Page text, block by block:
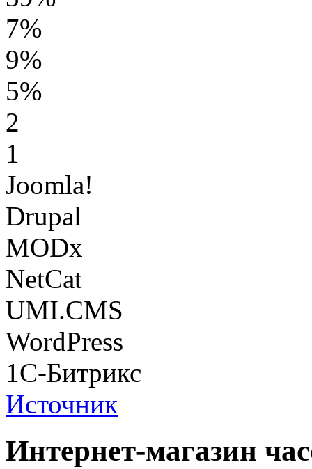
7%
9%
5%
2
1
Joomla!
Drupal
MODx
NetCat
UMI.CMS
WordPress
1С-Битрикс
Источник
Интернет-магазин